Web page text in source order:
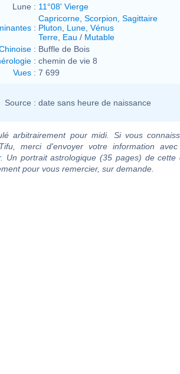
Lune : 11°08' Vierge
:
Capricorne Scorpion Sagittaire
Pluton
Lune Vénus
Terre Eau / Mutable
: Buffle de Bois
: chemin de vie 8
Vues : 7 699
Source : date sans heure de naissance
arbitrairement pour midi. Si vous
merci d'envoyer votre information
. Un portrait astrologique (35 pages) de cette
pour vous remercier, sur demande.